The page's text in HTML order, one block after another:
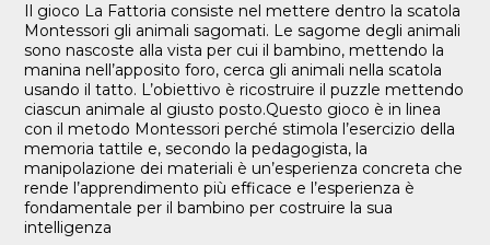
Il gioco La Fattoria consiste nel mettere dentro la scatola
Montessori gli animali sagomati. Le sagome degli animali
sono nascoste alla vista per cui il bambino, mettendo la
manina nell’apposito foro, cerca gli animali nella scatola
usando il tatto. L’obiettivo è ricostruire il puzzle mettendo
ciascun animale al giusto posto.Questo gioco è in linea
con il metodo Montessori perché stimola l’esercizio della
memoria tattile e, secondo la pedagogista, la
manipolazione dei materiali è un’esperienza concreta che
rende l’apprendimento più efficace e l’esperienza è
fondamentale per il bambino per costruire la sua
intelligenza